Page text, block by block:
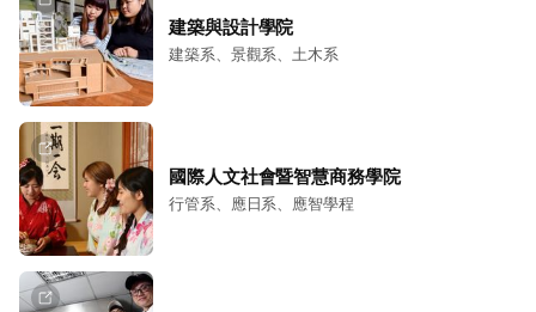
建築與設計學院
建築系、景觀系、土木系
國際人文社會暨智慧商務學院
行管系、應日系、應智學程